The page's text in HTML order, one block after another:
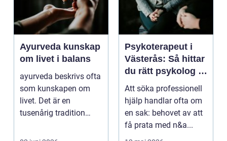
Ayurveda kunskap
om livet i balans
ayurveda beskrivs ofta
som kunskapen om
livet. Det är en
tusenårig tradition
kropp,...
Psykoterapeut i
Västerås: Så hittar
du rätt psykolog i
Västerås för
samtal och terapi
Att söka professionell
hjälp handlar ofta om
en sak: behovet av att
få prata med n&a...